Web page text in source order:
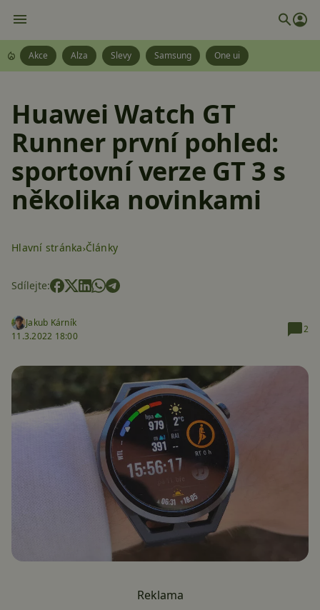
Akce Alza Slevy Samsung One ui
Huawei Watch GT
Runner první pohled:
sportovní verze GT 3 s
několika novinkami
Hlavní stránka Články
Sdílejte:
Jakub Kárník
11.3.2022 18:00
2
Reklama